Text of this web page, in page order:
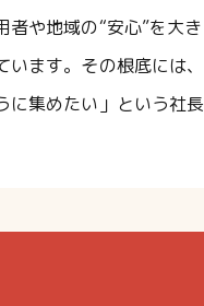
や地域の“安心”を大き
ます。その根底には、
に集めたい」という社長